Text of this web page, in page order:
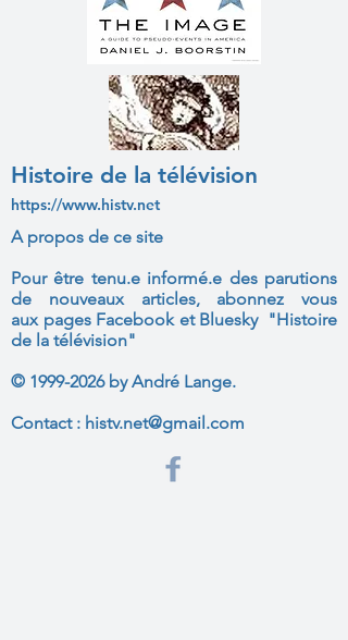
Histoire de la télévision
https://www.histv.net
A propos de ce site
Pour être tenu.e informé.e des parutions
de nouveaux articles, abonnez vous
aux pages Facebook et Bluesky "Histoire
de la télévision"
© 1999-2026by André Lange.
Contact : histv.net@gmail.com